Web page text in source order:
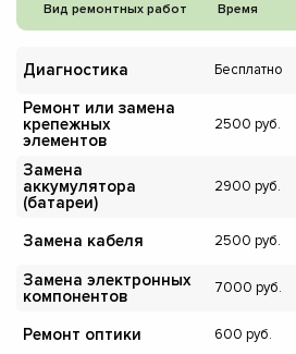
Вид ремонтных работ Время
Диагностика Бесплатно
Ремонт или замена
крепежных
элементов
2500
Замена
аккумулятора
(батареи)
2900
Замена кабеля 2500
Замена электронных
компонентов
7000
Ремонт оптики 600